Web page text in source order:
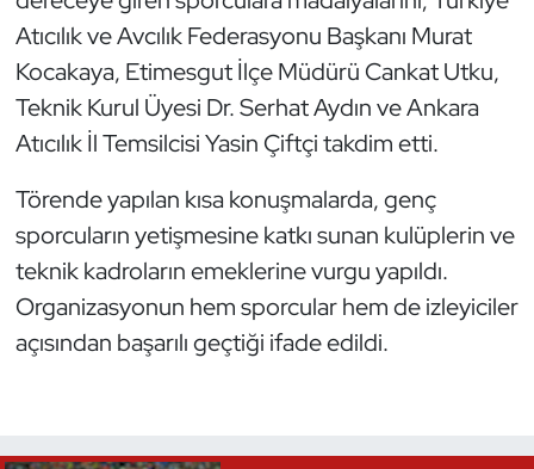
Atıcılık ve Avcılık Federasyonu Başkanı Murat
Kocakaya, Etimesgut İlçe Müdürü Cankat Utku,
Teknik Kurul Üyesi Dr. Serhat Aydın ve Ankara
Atıcılık İl Temsilcisi Yasin Çiftçi takdim etti.
Törende yapılan kısa konuşmalarda, genç
sporcuların yetişmesine katkı sunan kulüplerin ve
teknik kadroların emeklerine vurgu yapıldı.
Organizasyonun hem sporcular hem de izleyiciler
açısından başarılı geçtiği ifade edildi.